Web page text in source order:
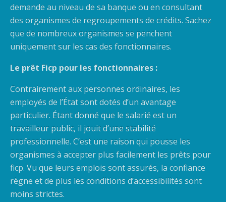
demande au niveau de sa banque ou en consultant
des organismes de regroupements de crédits. Sachez
que de nombreux organismes se penchent
uniquement sur les cas des fonctionnaires.
Le prêt Ficp pour les fonctionnaires :
Contrairement aux personnes ordinaires, les
employés de l’État sont dotés d’un avantage
particulier. Étant donné que le salarié est un
travailleur public, il jouit d’une stabilité
professionnelle. C’est une raison qui pousse les
organismes à accepter plus facilement les prêts pour
ficp. Vu que leurs emplois sont assurés, la confiance
règne et de plus les conditions d’accessibilités sont
moins strictes.